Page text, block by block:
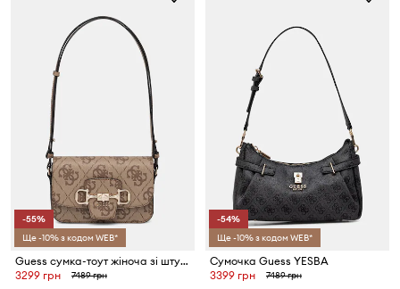
-55%
Ще -10% з кодом WEB*
Guess сумка-тоут жіноча зі штучної шкіри JANIE
3299 грн
7489 грн
-54%
Ще -10% з кодом WEB*
Сумочка Guess YESBA
3399 грн
7489 грн